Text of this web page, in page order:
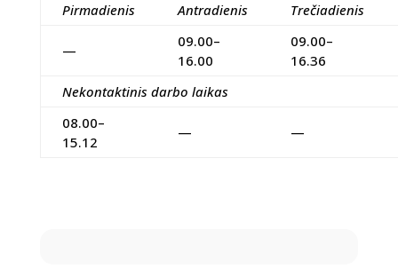
Pirmadienis
Antradienis Trečiadienis
—
09.00–
16.00
09.00–
16.36
Nekontaktinis darbo laikas
08.00–
15.12
— —